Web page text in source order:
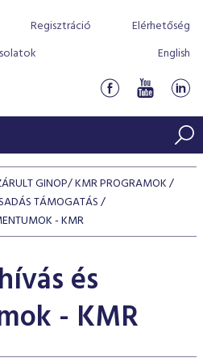
Regisztráció
Elérhetőség
English
tőzsdei bevezetését
GINOP/ KMR PROGRAMOK
TÁMOGATÁS
- KMR
és
- KMR